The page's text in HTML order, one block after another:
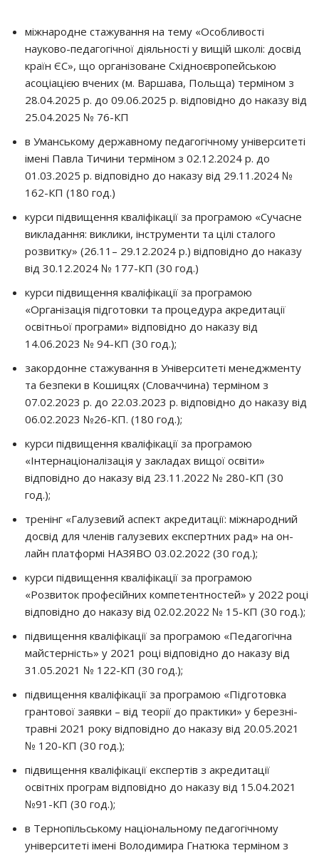
міжнародне стажування на тему «Особливості
науково-педагогічної діяльності у вищій школі: досвід
країн ЄС», що організоване Східноєвропейською
асоціацією вчених (м. Варшава, Польща) терміном з
28.04.2025 р. до 09.06.2025 р. відповідно до наказу від
25.04.2025 № 76-КП
в Уманському державному педагогічному університеті
імені Павла Тичини терміном з 02.12.2024 р. до
01.03.2025 р. відповідно до наказу від 29.11.2024 №
162-КП (180 год.)
курси підвищення кваліфікації за програмою «Сучасне
викладання: виклики, інструменти та цілі сталого
розвитку» (26.11– 29.12.2024 р.) відповідно до наказу
від 30.12.2024 № 177-КП (30 год.)
курси підвищення кваліфікації за програмою
«Організація підготовки та процедура акредитації
освітньої програми» відповідно до наказу від
14.06.2023 № 94-КП (30 год.);
закордонне стажування в Університеті менеджменту
та безпеки в Кошицях (Словаччина) терміном з
07.02.2023 р. до 22.03.2023 р. відповідно до наказу від
06.02.2023 №26-КП. (180 год.);
курси підвищення кваліфікації за програмою
«Інтернаціоналізація у закладах вищої освіти»
відповідно до наказу від 23.11.2022 № 280-КП (30
год.);
тренінг «Галузевий аспект акредитації: міжнародний
досвід для членів галузевих експертних рад» на он-
лайн платформі НАЗЯВО 03.02.2022 (30 год.);
курси підвищення кваліфікації за програмою
«Розвиток професійних компетентностей» у 2022 році
відповідно до наказу від 02.02.2022 № 15-КП (30 год.);
підвищення кваліфікації за програмою «Педагогічна
майстерність» у 2021 році відповідно до наказу від
31.05.2021 № 122-КП (30 год.);
підвищення кваліфікації за програмою «Підготовка
грантової заявки – від теорії до практики» у березні-
травні 2021 року відповідно до наказу від 20.05.2021
№ 120-КП (30 год.);
підвищення кваліфікації експертів з акредитації
освітніх програм відповідно до наказу від 15.04.2021
№91-КП (30 год.);
в Тернопільському національному педагогічному
університеті імені Володимира Гнатюка терміном з